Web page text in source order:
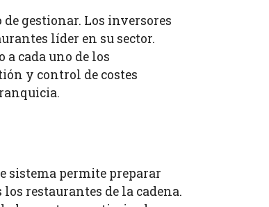
gestionar. Los inversores
líder en su sector.
cada uno de los
y control de costes
sistema permite preparar
restaurantes de la cadena.